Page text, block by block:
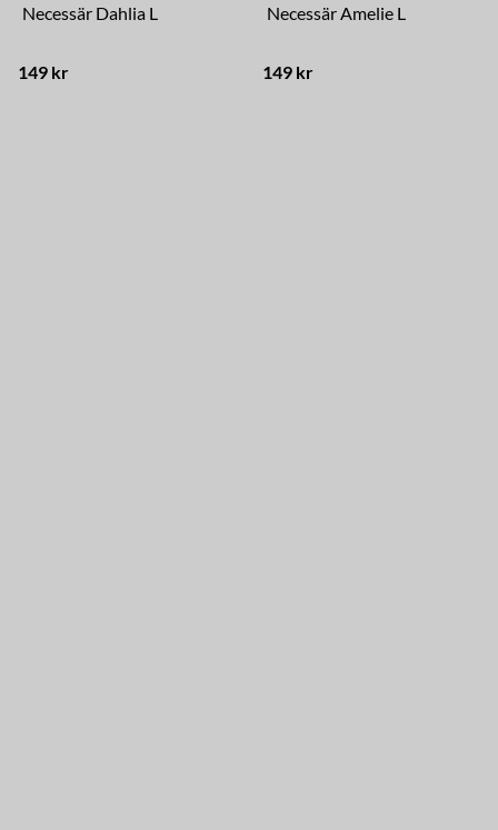
Necessär Dahlia L
149 kr
Necessär Amelie L
149 kr